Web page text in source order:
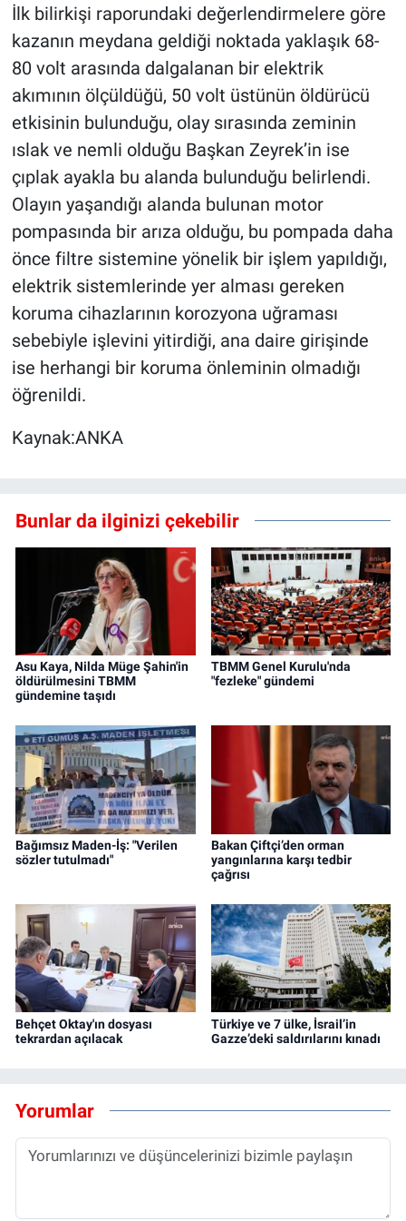
İlk bilirkişi raporundaki değerlendirmelere göre
kazanın meydana geldiği noktada yaklaşık 68-
80 volt arasında dalgalanan bir elektrik
akımının ölçüldüğü, 50 volt üstünün öldürücü
etkisinin bulunduğu, olay sırasında zeminin
ıslak ve nemli olduğu Başkan Zeyrek’in ise
çıplak ayakla bu alanda bulunduğu belirlendi.
Olayın yaşandığı alanda bulunan motor
pompasında bir arıza olduğu, bu pompada daha
önce filtre sistemine yönelik bir işlem yapıldığı,
elektrik sistemlerinde yer alması gereken
koruma cihazlarının korozyona uğraması
sebebiyle işlevini yitirdiği, ana daire girişinde
ise herhangi bir koruma önleminin olmadığı
öğrenildi.
Kaynak:ANKA
Bunlar da ilginizi çekebilir
Asu Kaya, Nilda Müge Şahin'in
öldürülmesini TBMM
gündemine taşıdı
TBMM Genel Kurulu'nda
"fezleke" gündemi
Bağımsız Maden-İş: "Verilen
sözler tutulmadı"
Bakan Çiftçi’den orman
yangınlarına karşı tedbir
çağrısı
Behçet Oktay'ın dosyası
tekrardan açılacak
Türkiye ve 7 ülke, İsrail’in
Gazze’deki saldırılarını kınadı
Yorumlar